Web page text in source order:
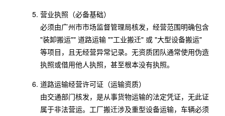
营业执照（必备基础）
必须由广州市市场监督管理局核发，经营范围明确包含
"装卸搬运"" 道路运输 ""工业搬迁" 或 "大型设备搬运"
等项目，且无经营异常记录。无资质团队通常使用伪造
执照或借用他人执照，甚至根本没有执照。
道路运输经营许可证（运输资质）
由交通部门核发，是从事货物运输的法定凭证，无此证
属于非法营运。工厂搬迁涉及重型设备运输，车辆必须